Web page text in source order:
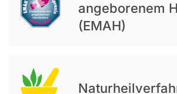
angeborenem
(EMAH)